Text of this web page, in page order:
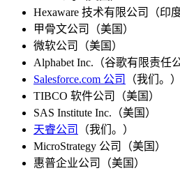
Hexaware 技术有限公司（印度
甲骨文公司（美国）
微软公司（美国）
Alphabet Inc.（谷歌有限责任
Salesforce.com 公司
（我们。）
TIBCO 软件公司（美国）
SAS Institute Inc.（美国）
天睿公司
（我们。）
MicroStrategy 公司（美国）
惠普企业公司（美国）